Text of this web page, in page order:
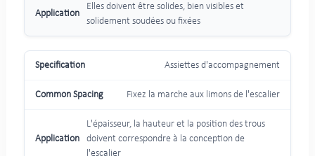
Elles doivent être solides, bien visibles et
solidement soudées ou fixées
Assiettes d'accompagnement
Fixez la marche aux limons de l'escalier
L'épaisseur, la hauteur et la position des trous
doivent correspondre à la conception de
l'escalier